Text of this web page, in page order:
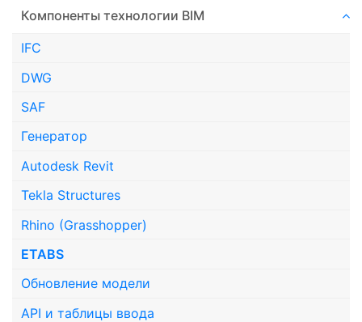
Компоненты технологии ВIM
IFC
DWG
SAF
Генератор
Autodesk Revit
Tekla Structures
Rhino (Grasshopper)
ETABS
Обновление модели
API и таблицы ввода